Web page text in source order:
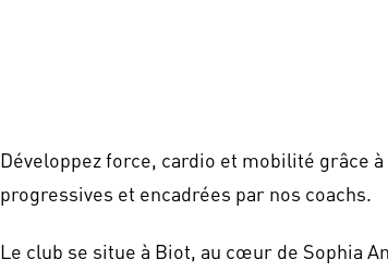
Développez force, cardio et mobilité grâce
progressives et encadrées par nos coachs.
Le club se situe à Biot, au cœur de Sophia